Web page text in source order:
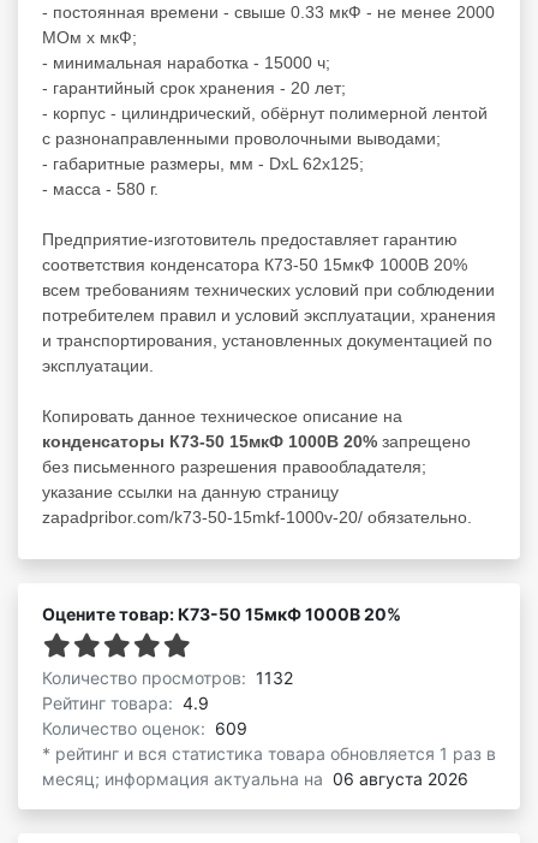
- постоянная времени - свыше 0.33 мкФ - не менее 2000
МОм x мкФ;
- минимальная наработка - 15000 ч;
- гарантийный срок хранения - 20 лет;
- корпус - цилиндрический, обёрнут полимерной лентой
с разнонаправленными проволочными выводами;
- габаритные размеры, мм - DxL 62x125;
- масса - 580 г.
Предприятие-изготовитель предоставляет гарантию
соответствия конденсатора К73-50 15мкФ 1000В 20%
всем требованиям технических условий при соблюдении
потребителем правил и условий эксплуатации, хранения
и транспортирования, установленных документацией по
эксплуатации.
Копировать данное техническое описание на
конденсаторы К73-50 15мкФ 1000В 20% запрещено
без письменного разрешения правообладателя;
указание ссылки на данную страницу
zapadpribor.com/k73-50-15mkf-1000v-20/ обязательно.
Оцените товар: К73-50 15мкФ 1000В 20%
Количество просмотров: 1132
Рейтинг товара: 4.9
Количество оценок: 609
* рейтинг и вся статистика товара обновляется 1 раз в
месяц; информация актуальна на 06 августа 2026